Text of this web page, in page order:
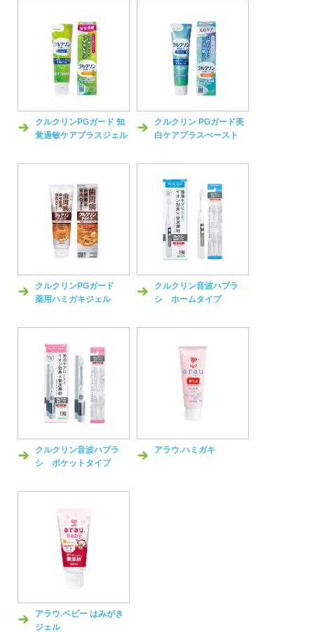
クルクリンPGガード 知
覚過敏ケアプラスジェル
クルクリン PGガード美
白ケアプラスぺースト
クルクリンPGガード
薬用ハミガキジェル
クルクリン音波ハブラ
シ ホームタイプ
クルクリン音波ハブラ
シ ポケットタイプ
アラウ.ハミガキ
アラウ.ベビー はみがき
ジェル